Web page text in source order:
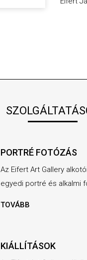
PORTRÉ FOTÓZÁS
Az Eifert Art Gallery
egyedi portré és alkalmi
TOVÁBB
KIÁLLÍTÁSOK